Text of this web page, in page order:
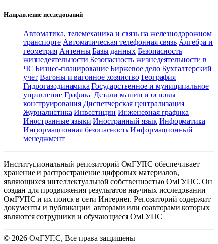
Направление исследований
Автоматика, телемеханика и связь на железнодорожном
транспорте Автоматическая телефонная связь Алгебра и
геометрия Антенны Базы данных Безопасность
жизнедеятельности Безопасность жизнедеятельности в
ЧС Бизнес-планирование Биржевое дело Бухгалтерский
учет Вагоны и вагонное хозяйство География
Гидрогазодинамика Государственное и муниципальное
управление Графика Детали машин и основы
конструирования Диспетчерская централизация
Журналистика Инвестиции Инженерная графика
Иностранные языки Иностранный язык Информатика
Информационная безопасность Информационный
менеджмент
Институциональный репозиторий ОмГУПС обеспечивает
хранение и распространение цифровых материалов,
являющихся интеллектуальной собственностью ОмГУПС. Он
создан для продвижения результатов научных исследований
ОмГУПС и их поиск в сети Интернет. Репозиторий содержит
документы и публикации, авторами или соавторами которых
являются сотрудники и обучающиеся ОмГУПС.
© 2026 ОмГУПС, Все права защищены